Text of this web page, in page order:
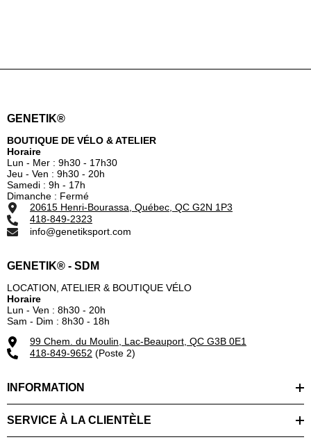
GENETIK®
BOUTIQUE DE VÉLO & ATELIER
Horaire
Lun - Mer : 9h30 - 17h30
Jeu - Ven : 9h30 - 20h
Samedi : 9h - 17h
Dimanche : Fermé
20615 Henri-Bourassa, Québec, QC G2N 1P3
418-849-2323
info@genetiksport.com
GENETIK® - SDM
LOCATION, ATELIER & BOUTIQUE VÉLO
Horaire
Lun - Ven : 8h30 - 20h
Sam - Dim : 8h30 - 18h
99 Chem. du Moulin, Lac-Beauport, QC G3B 0E1
418-849-9652 (Poste 2)
INFORMATION
SERVICE À LA CLIENTÈLE